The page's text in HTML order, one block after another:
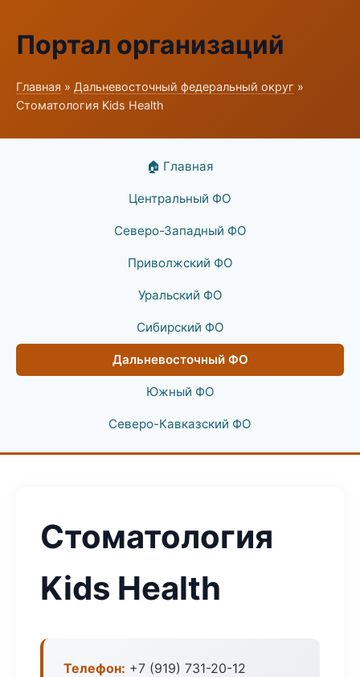
Портал организаций
Главная » Дальневосточный федеральный округ »
Стоматология Kids Health
🏠 Главная
Центральный ФО
Северо-Западный ФО
Приволжский ФО
Уральский ФО
Сибирский ФО
Дальневосточный ФО
Южный ФО
Северо-Кавказский ФО
Стоматология
Kids Health
Телефон: +7 (919) 731-20-12